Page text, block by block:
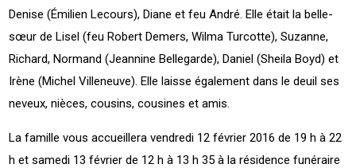
Denise (Émilien Lecours), Diane et feu André. Elle était la belle-
sœur de Lisel (feu Robert Demers, Wilma Turcotte), Suzanne,
Richard, Normand (Jeannine Bellegarde), Daniel (Sheila Boyd) et
Irène (Michel Villeneuve). Elle laisse également dans le deuil ses
neveux, nièces, cousins, cousines et amis.
La famille vous accueillera vendredi 12 février 2016 de 19 h à 22
h et samedi 13 février de 12 h à 13 h 35 à la résidence funéraire